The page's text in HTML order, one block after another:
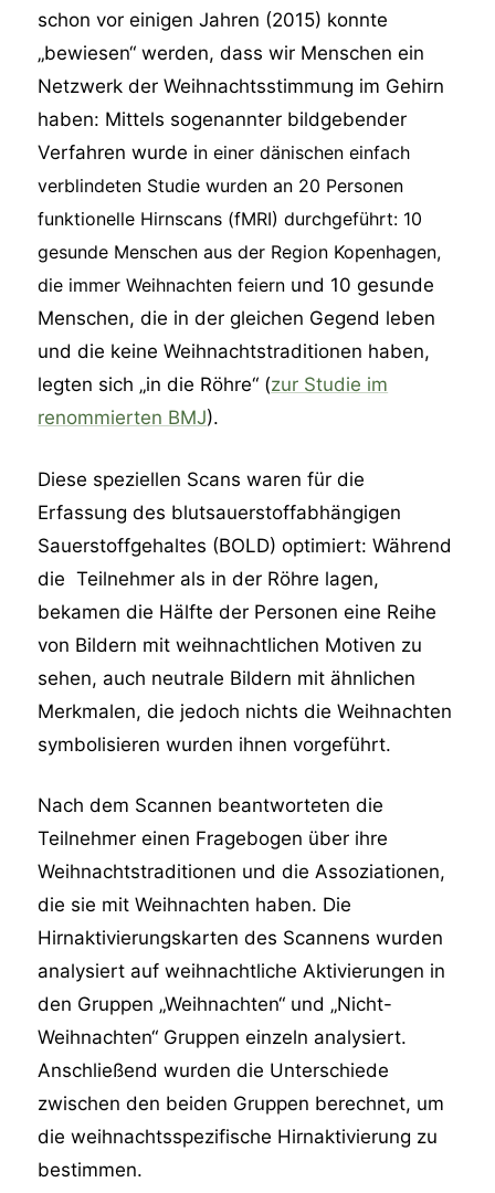
schon vor einigen Jahren (2015) konnte
„bewiesen“ werden, dass wir Menschen ein
Netzwerk der Weihnachtsstimmung im Gehirn
haben: Mittels sogenannter bildgebender
Verfahren wurde in einer dänischen einfach
verblindeten Studie wurden an 20 Personen
funktionelle Hirnscans (fMRI) durchgeführt: 10
gesunde Menschen aus der Region Kopenhagen,
die immer Weihnachten feiern und 10 gesunde
Menschen, die in der gleichen Gegend leben
und die keine Weihnachtstraditionen haben,
legten sich „in die Röhre“ (zur Studie im
renommierten BMJ).
Diese speziellen Scans waren für die
Erfassung des blutsauerstoffabhängigen
Sauerstoffgehaltes (BOLD) optimiert: Während
die Teilnehmer als in der Röhre lagen,
bekamen die Hälfte der Personen eine Reihe
von Bildern mit weihnachtlichen Motiven zu
sehen, auch neutrale Bildern mit ähnlichen
Merkmalen, die jedoch nichts die Weihnachten
symbolisieren wurden ihnen vorgeführt.
Nach dem Scannen beantworteten die
Teilnehmer einen Fragebogen über ihre
Weihnachtstraditionen und die Assoziationen,
die sie mit Weihnachten haben. Die
Hirnaktivierungskarten des Scannens wurden
analysiert auf weihnachtliche Aktivierungen in
den Gruppen „Weihnachten“ und „Nicht-
Weihnachten“ Gruppen einzeln analysiert.
Anschließend wurden die Unterschiede
zwischen den beiden Gruppen berechnet, um
die weihnachtsspezifische Hirnaktivierung zu
bestimmen.